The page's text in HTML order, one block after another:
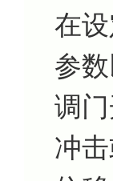
在
参
调
冲击